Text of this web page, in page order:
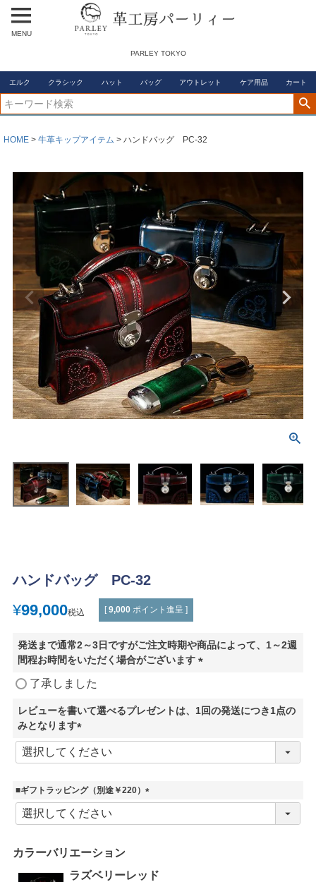
PARLEY TOKYO
MENU
エルク クラシック ハット バッグ アウトレット ケア用品 カート
HOME 牛革キップアイテム ハンドバッグ PC-32
ハンドバッグ PC-32
¥99,000税込 [ 9,000 ポイント進呈 ]
発送まで通常2～3日ですがご注文時期や商品によって、1～2週
間程お時間をいただく場合がございます
須
了承しました
レビューを書いて選べるプレゼントは、1回の発送につき1点の
みとなります
(
必
)
■ギフトラッピング（別途￥220）
(
カラーバリエーション
ラズベリーレッド